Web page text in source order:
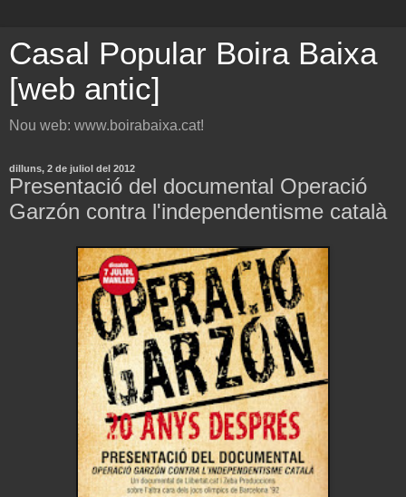
Casal Popular Boira Baixa
[web antic]
Nou web: www.boirabaixa.cat!
dilluns, 2 de juliol del 2012
Presentació del documental Operació
Garzón contra l'independentisme català